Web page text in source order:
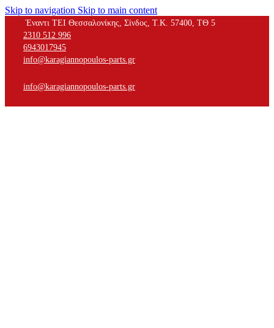
Skip to navigation Skip to main content
Έναντι ΤΕΙ Θεσσαλονίκης, Σίνδος, Τ.Κ. 57400, ΤΘ 5
2310 512 996
6943017945
info@karagiannopoulos-parts.gr
info@karagiannopoulos-parts.gr